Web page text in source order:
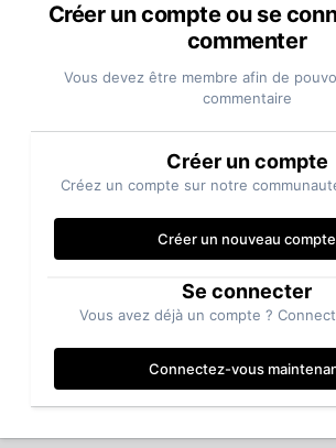
Créer un compte ou se
commenter
Vous devez être membre afin de
commentaire
Créer un compte
Créez un compte sur notre
Créer un nouveau compte
Se connecter
Vous avez déjà un compte ?
Connectez-vous